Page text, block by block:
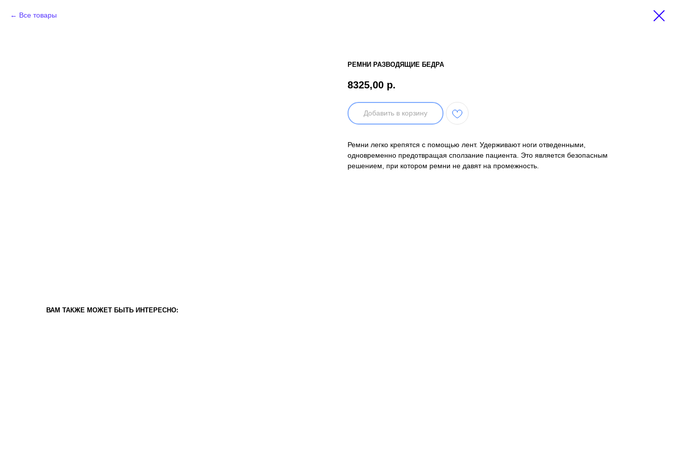
Все товары
РЕМНИ РАЗВОДЯЩИЕ БЕДРА
8325,00 р.
Добавить в корзину
Ремни легко крепятся с помощью лент. Удерживают ноги отведенными,
одновременно предотвращая сползание пациента. Это является безопасным
решением, при котором ремни не давят на промежность.
ВАМ ТАКЖЕ МОЖЕТ БЫТЬ ИНТЕРЕСНО: